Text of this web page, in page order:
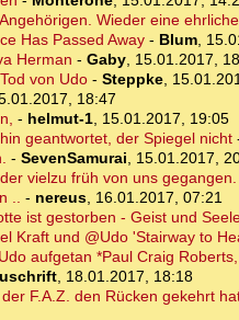
Wieder eine
Has Passed Away- Blum,
Herman - Gaby, 15.01.2017,
von Udo- Steppke,
18:47
- helmut-1, 15.01.2017, 19:05
geantwortet, der Spiegel nicht
- SevenSamurai, 15.01.2017,
vielzu früh von uns gegangen.
.. - nereus, 16.01.2017, 07:21
ist gestorben - Geist und
Kraft und @Udo 'Stairway to
aufgetan *Paul Craig
, 18.01.2017, 18:18
F.A.Z. den Rücken gekehrt